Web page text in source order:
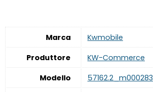
Marca
‎Kwmobile
Produttore
‎KW-Commerce
Modello
‎57162.2_m000283